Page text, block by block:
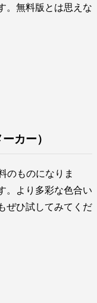
。無料版とは思えな
カー）
のものになりま
。より多彩な色合い
ぜひ試してみてくだ